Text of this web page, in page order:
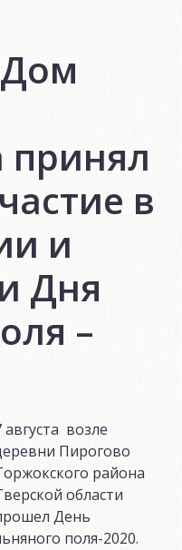
принял
в
и
Дня
–
августа возле
Пирогово
района
области
День
поля-2020.